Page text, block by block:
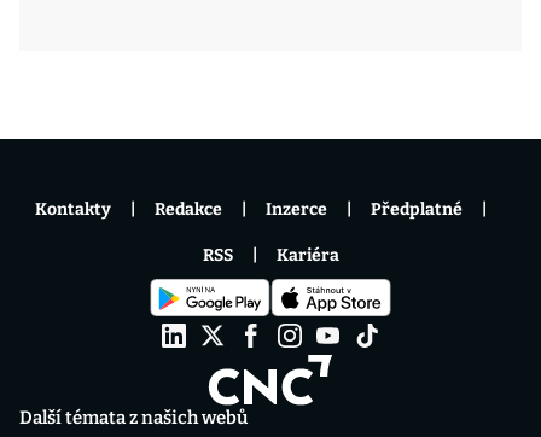
Další témata z našich webů
Kontakty Redakce Inzerce Předplatné
RSS Kariéra